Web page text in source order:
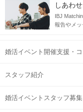
しあわ
IBJ
報告やメ
婚活イベント開催支援・
スタッフ紹介
婚活イベントスタッフ募集